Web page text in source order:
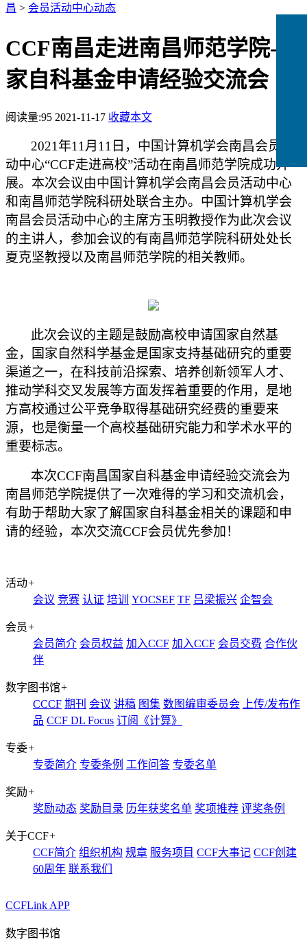
昌 > 会员活动中心动态
CCF南昌走进南昌师范学院-国
家自科基金申请经验交流会
阅读量:95 2021-11-17 收藏本文
2021年11月 11 日，中国计算机学会南昌会员活
动中心“CCF走进高校”活动在南昌师范学院成功开
展。本次会议由中国计算机学会南昌会员活动中心
和南昌师范学院科研处联合主办。中国计算机学会
南昌会员活动中心的主席方玉明教授作为此次会议
的主讲人，参加会议的有南昌师范学院科研处处长
夏克坚教授以及南昌师范学院的相关教师。
此次会议的主题是鼓励高校申请国家自然基
金，国家自然科学基金是国家支持基础研究的重要
渠道之一，在科技前沿探索、培养创新领军人才、
推动学科交叉发展等方面发挥着重要的作用，是地
方高校通过公平竞争取得基础研究经费的重要来
源，也是衡量一个高校基础研究能力和学术水平的
重要标志。
本次CCF南昌国家自科基金申请经验交流会为
南昌师范学院提供了一次难得的学习和交流机会，
有助于帮助大家了解国家自科基金相关的课题和申
请的经验，本次交流CCF会员优先参加！
活动+
会议 竞赛 认证 培训 YOCSEF TF 吕梁振兴 企智会
会员+
会员简介 会员权益 加入CCF 加入CCF 会员交费 合作伙
伴
数字图书馆+
CCCF 期刊 会议 讲稿 图集 数图编审委员会
上传/发布作
品 CCF DL Focus 订阅《计算》
专委+
专委简介 专委条例 工作问答 专委名单
奖励+
奖励动态 奖励目录 历年获奖名单 奖项推荐 评奖条例
关于CCF+
CCF简介 组织机构 规章 服务项目 CCF大事记 CCF创建
60周年 联系我们
CCFLink APP
数字图书馆